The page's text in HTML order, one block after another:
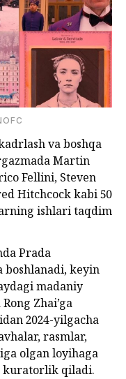
va boshqa
Martin
Fellini, Steven
Hitchcock kabi 50
ishlari taqdim
Prada
boshlanadi, keyin
madaniy
Zhai’ga
2024-yilgacha
rasmlar,
olgan loyihaga
kuratorlik qiladi.